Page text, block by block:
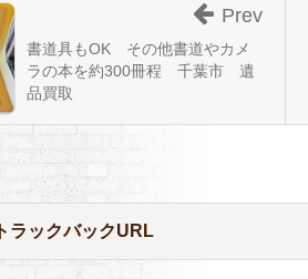
書道具もOK その他書道やカメ
ラの本を約300冊程 千葉市 遺
品買取
Prev
ラックバックURL